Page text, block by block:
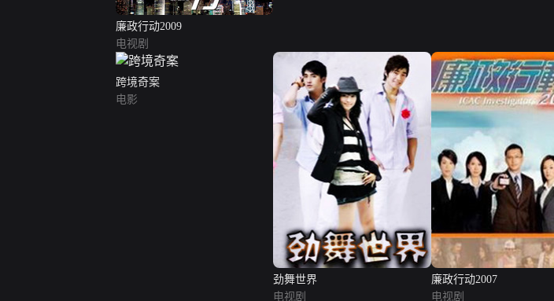
廉政行动2009
电视剧
跨境奇案
电影
劲舞世界
电视剧
廉政行动2007
电视剧